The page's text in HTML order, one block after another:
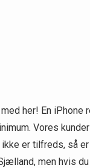
her! En iPhone
Vores
er tilfreds, så
men hvis